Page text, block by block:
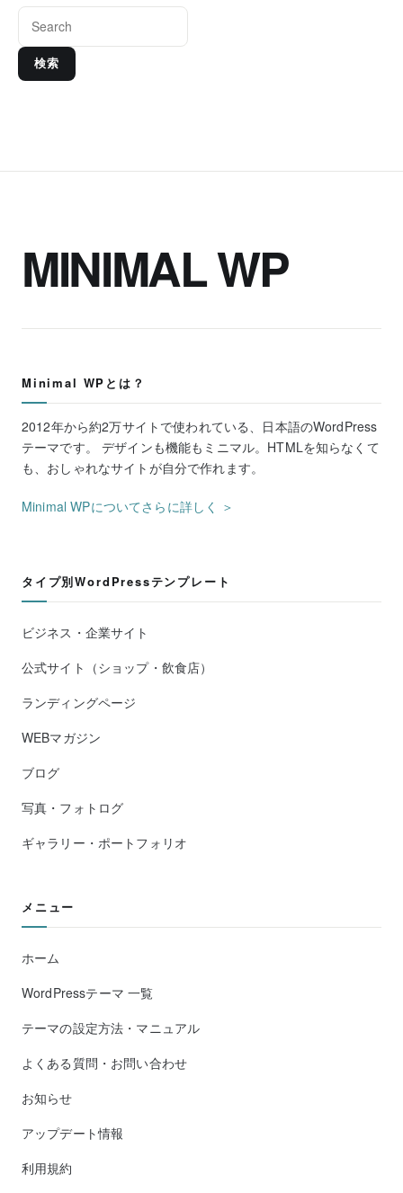
検索
MINIMAL WP
Minimal WPとは？
2012年から約2万サイトで使われている、日本語のWordPress
テーマです。 デザインも機能もミニマル。HTMLを知らなくて
も、おしゃれなサイトが自分で作れます。
Minimal WPについてさらに詳しく ＞
タイプ別WordPressテンプレート
ビジネス・企業サイト
公式サイト（ショップ・飲食店）
ランディングページ
WEBマガジン
ブログ
写真・フォトログ
ギャラリー・ポートフォリオ
メニュー
ホーム
WordPressテーマ 一覧
テーマの設定方法・マニュアル
よくある質問・お問い合わせ
お知らせ
アップデート情報
利用規約